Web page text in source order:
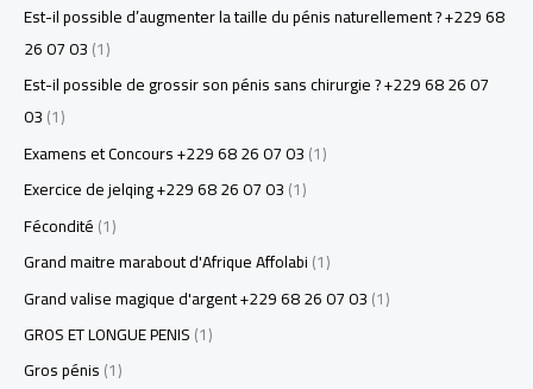
Est-il possible d’augmenter la taille du pénis naturellement ? +229 68
26 07 03(1)
Est-il possible de grossir son pénis sans chirurgie ? +229 68 26 07
03(1)
Examens et Concours +229 68 26 07 03(1)
Exercice de jelqing +229 68 26 07 03(1)
Fécondité(1)
Grand maitre marabout d'Afrique Affolabi(1)
Grand valise magique d'argent +229 68 26 07 03(1)
GROS ET LONGUE PENIS(1)
Gros pénis(1)